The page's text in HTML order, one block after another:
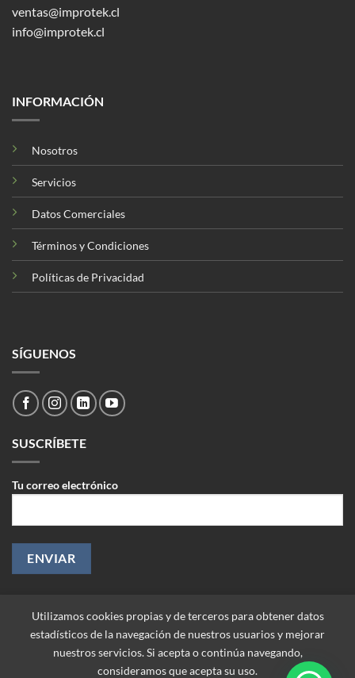
ventas@improtek.cl
info@improtek.cl
INFORMACIÓN
Nosotros
Servicios
Datos Comerciales
Términos y Condiciones
Políticas de Privacidad
SÍGUENOS
SUSCRÍBETE
Tu correo electrónico
Utilizamos cookies propias y de terceros para obtener datos
estadísticos de la navegación de nuestros usuarios y mejorar
nuestros servicios. Si acepta o continúa navegando,
consideramos que acepta su uso.